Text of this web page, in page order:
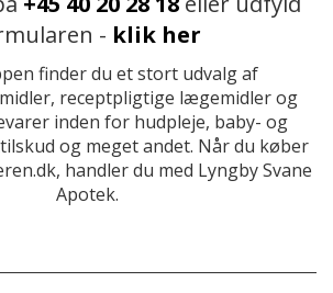
- klik her
finder du et stort udvalg af
receptpligtige lægemidler og
inden for hudpleje, baby- og
og meget andet. Når du køber
handler du med Lyngby Svane
Apotek.